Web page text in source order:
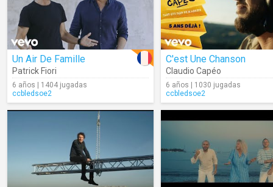
Un Air De Famille
Patrick Fiori
6 años | 1404 jugadas
ccbledsoe2
C'est Une Chanson
Claudio Capéo
6 años | 1030 jugadas
ccbledsoe2